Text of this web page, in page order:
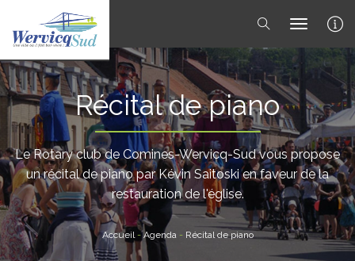
toggle
Récital de piano
Le Rotary club de Comines-Wervicq-Sud vous propose
un récital de piano par Kévin Saitoski en faveur de la
restauration de l'église.
Accueil - Agenda - Récital de piano